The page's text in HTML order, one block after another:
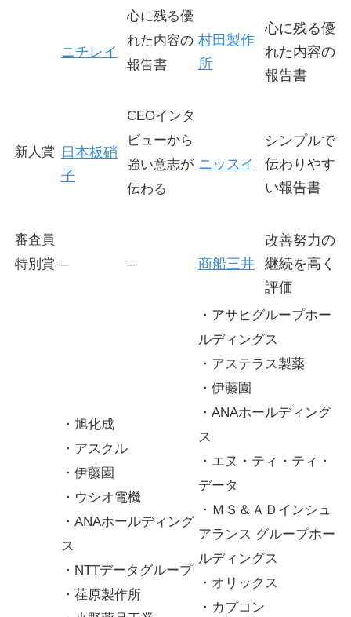
ニチレイ
心に残る優
れた内容の
報告書
村田製作
所
心に残る優
れた内容の
報告書
新人賞
日本板硝
子
CEOインタ
ビューから
強い意志が
伝わる
ニッスイ
シンプルで
伝わりやす
い報告書
審査員
特別賞 – – 商船三井
改善努力の
継続を高く
評価
・旭化成
・アスクル
・伊藤園
・ウシオ電機
・ANAホールディング
ス
・NTTデータグループ
・荏原製作所
・アサヒグループホー
ルディングス
・アステラス製薬
・伊藤園
・ANAホールディング
ス
・エヌ・ティ・ティ・
データ
・ＭＳ＆ＡＤインシュ
アランス グループホー
ルディングス
・オリックス
・カプコン